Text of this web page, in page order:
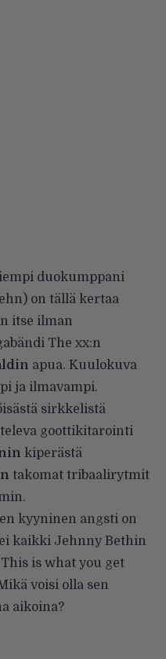
duokumppani
on tällä kertaa
itse ilman
The xx:n
apua. Kuulokuva
ja ilmavampi.
sirkkelistä
goottikitarointi
kiperästä
takomat tribaalirytmit
kyyninen angsti on
kaikki Jehnny Bethin
is what you get
voisi olla sen
aikoina?